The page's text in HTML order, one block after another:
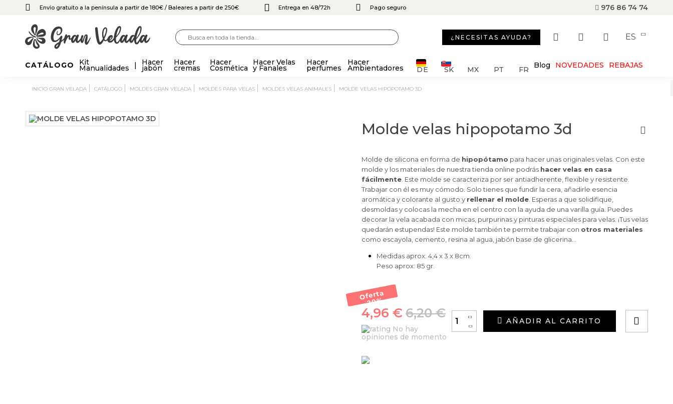
Envío gratuito a la península a partir de 180€ / Baleares a partir de 250€ Entrega en 48/72h Pago seguro 976 86 74 74
¿NECESITAS AYUDA? ES
CATÁLOGO Kit
Manualidades
Hacer
jabón
Hacer
cremas
Hacer
Cosmética
Hacer Velas
y Fanales
Hacer
perfumes
Hacer
Ambientadores DE SK MX PT FR Blog NOVEDADES REBAJAS
INICIO GRAN VELADA CATÁLOGO MOLDES GRAN VELADA MOLDES PARA VELAS MOLDES VELAS ANIMALES MOLDE VELAS HIPOPOTAMO 3D
Molde velas hipopotamo 3d
Molde de silicona en forma de hipopótamo para hacer unas originales velas. Con este
molde y los materiales de nuestra tienda online podrás hacer velas en casa
fácilmente . Este molde se caracteriza por ser antiadherente, flexible y resistente.
Trabajar con él es muy cómodo. Solo tienes que fundir la cera, añadirle esencia
aromática y colorante al gusto y rellenar el molde . Esperas a que solidifique,
desmoldas y colocas la mecha en el centro con la ayuda de una varilla guía. Puedes
decorar la vela acabada con micas, purpurinas y pinturas especiales para velas. ¡Tus velas
quedarán estupendas! Este molde también te permite trabajar con otros materiales
como escayola, cemento, resina al agua, jabón base de glicerina…
Medidas aprox: 4,4 x 3 x 8cm.
Peso aprox: 85 gr.
Oferta
-20
%
6,20 €
4,96 €
No hay
opiniones de momento
-
+
AÑADIR AL CARRITO